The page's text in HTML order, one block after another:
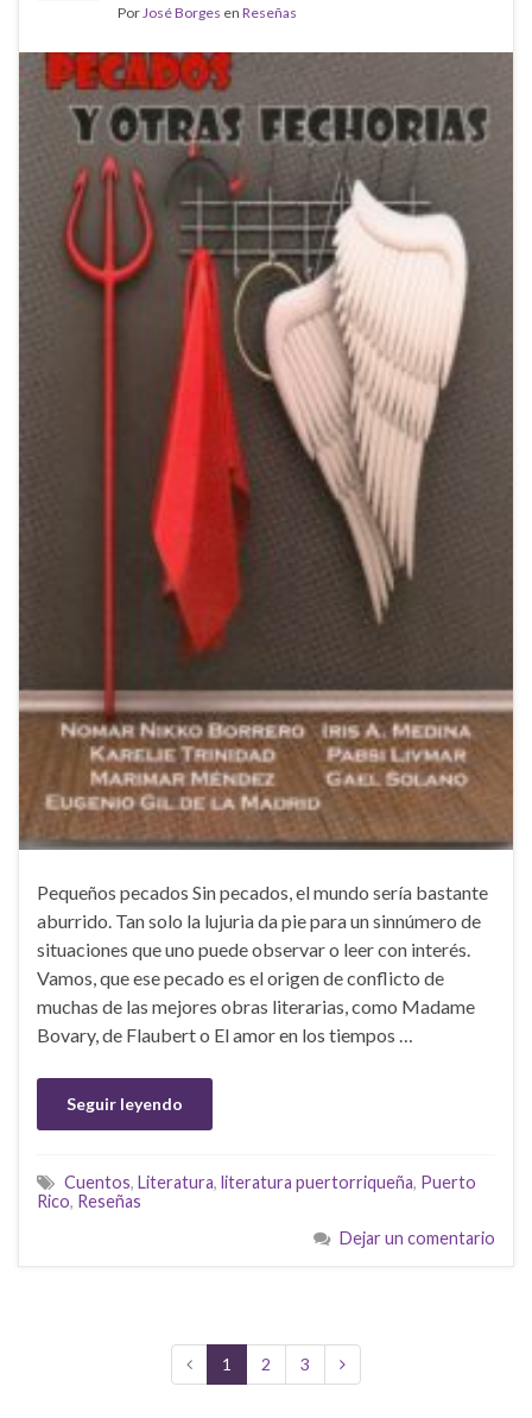
PorJosé Borges en Reseñas
Pequeños pecados Sin pecados, el mundo sería bastante
aburrido. Tan solo la lujuria da pie para un sinnúmero de
situaciones que uno puede observar o leer con interés.
Vamos, que ese pecado es el origen de conflicto de
muchas de las mejores obras literarias, como Madame
Bovary, de Flaubert o El amor en los tiempos …
Seguir leyendo
Cuentos, Literatura, literatura puertorriqueña, Puerto
Rico, Reseñas
Dejar un comentario
1 2 3